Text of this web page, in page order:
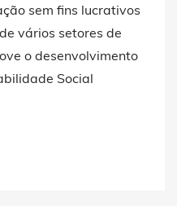
sem fins lucrativos
vários setores de
o desenvolvimento
Social